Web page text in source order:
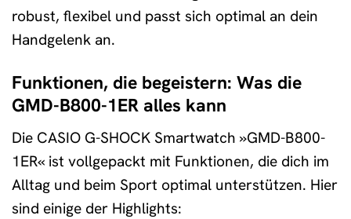
robust, flexibel und passt sich optimal an dein
Handgelenk an.
Funktionen, die begeistern: Was die
GMD-B800-1ER alles kann
Die CASIO G-SHOCK Smartwatch »GMD-B800-
1ER« ist vollgepackt mit Funktionen, die dich im
Alltag und beim Sport optimal unterstützen. Hier
sind einige der Highlights: